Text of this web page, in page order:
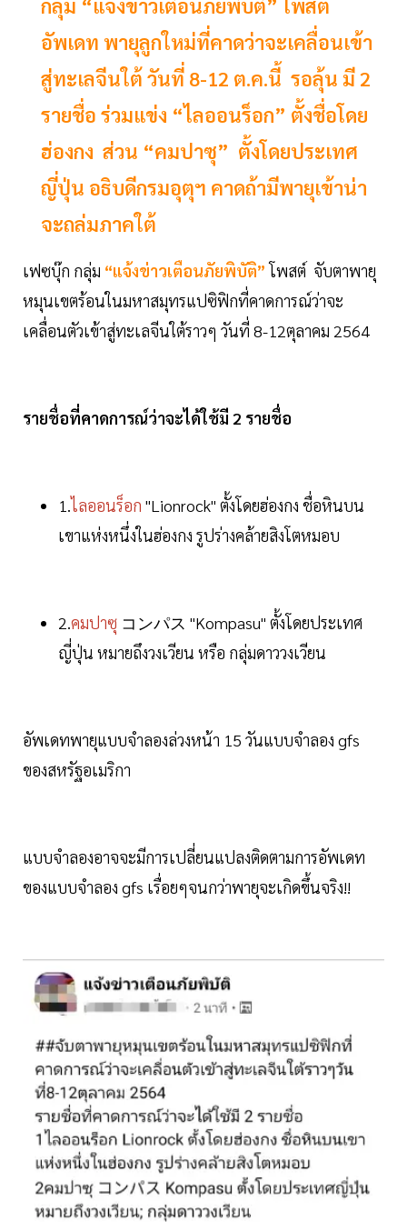
กลุ่ม “แจ้งข่าวเตือนภัยพิบัติ” โพสต์
อัพเดท พายุลูกใหม่ที่คาดว่าจะเคลื่อนเข้า
สู่ทะเลจีนใต้ วันที่ 8-12 ต.ค.นี้ รอลุ้น มี 2
รายชื่อ ร่วมแข่ง “ไลออนร็อก” ตั้งชื่อโดย
ฮ่องกง ส่วน “คมปาซุ” ตั้งโดยประเทศ
ญี่ปุ่น อธิบดีกรมอุตุฯ คาดถ้ามีพายุเข้าน่า
จะถล่มภาคใต้
เฟซบุ๊ก กลุ่ม “แจ้งข่าวเตือนภัยพิบัติ”โพสต์ จับตาพายุ
หมุนเขตร้อนในมหาสมุทรแปซิฟิกที่คาดการณ์ว่าจะ
เคลื่อนตัวเข้าสู่ทะเลจีนใต้ราวๆ วันที่ 8-12ตุลาคม 2564
รายชื่อที่คาดการณ์ว่าจะได้ใช้มี 2 รายชื่อ
1.ไลออนร็อก "Lionrock" ตั้งโดยฮ่องกง ชื่อหินบน
เขาแห่งหนึ่งในฮ่องกง รูปร่างคล้ายสิงโตหมอบ
2.คมปาซุ コンパス "Kompasu" ตั้งโดยประเทศ
ญี่ปุ่น หมายถึงวงเวียน หรือ กลุ่มดาววงเวียน
อัพเดทพายุแบบจำลองล่วงหน้า 15 วันแบบจำลอง gfs
ของสหรัฐอเมริกา
แบบจำลองอาจจะมีการเปลี่ยนแปลงติดตามการอัพเดท
ของแบบจำลอง gfs เรื่อยๆจนกว่าพายุจะเกิดขึ้นจริง!!